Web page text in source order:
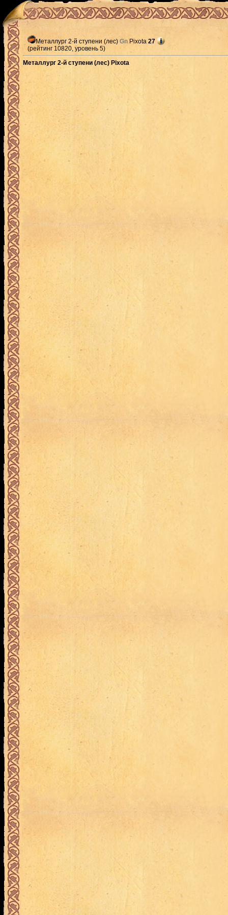
Металлург 2-й ступени (лес) Gn Pixota 27
(рейтинг 10820, уровень 5)
Металлург 2-й ступени (лес) Pixota